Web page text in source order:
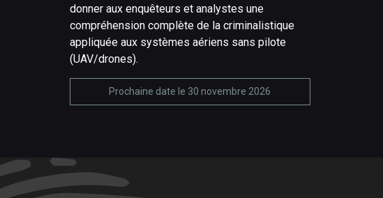
donner aux enquêteurs et analystes une
compréhension complète de la criminalistique
appliquée aux systèmes aériens sans pilote
(UAV/drones).
Prochaine date le 30 novembre 2026